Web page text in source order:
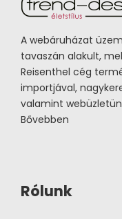
A webáruházat
tavaszán alakult,
Reisenthel cég
importjával,
valamint
Bővebben
Rólunk